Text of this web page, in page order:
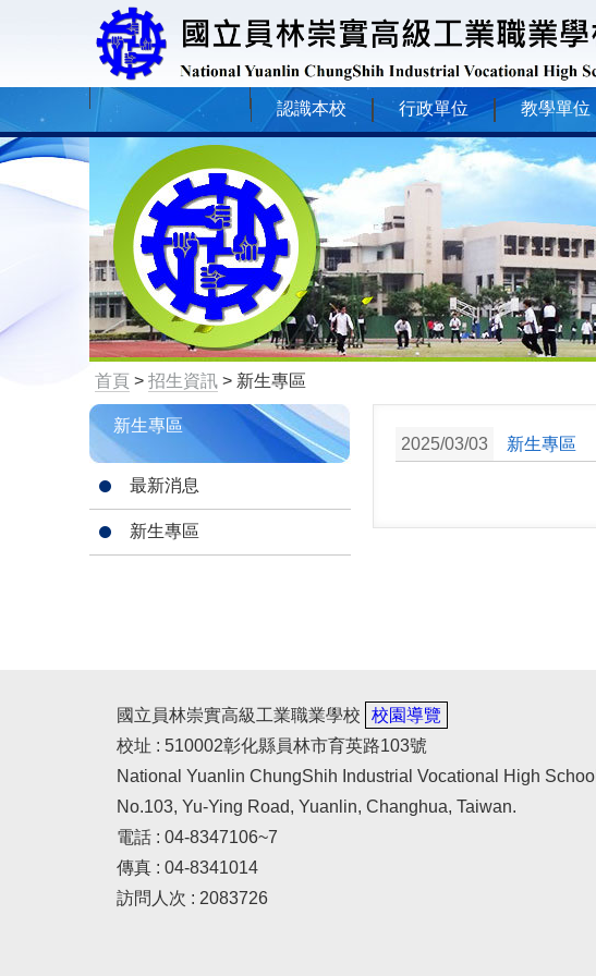
認識本校 行政單位 教學單位
首頁 > 招生資訊 > 新生專區
新生專區
最新消息
新生專區
2025/03/03 新生專區
國立員林崇實高級工業職業學校
校園導覽
校址 : 510002彰化縣員林市育英路103號
National Yuanlin ChungShih Industrial Vocational High School
No.103, Yu-Ying Road, Yuanlin, Changhua, Taiwan.
電話 : 04-8347106~7
傳真 : 04-8341014
訪問人次 : 2083726